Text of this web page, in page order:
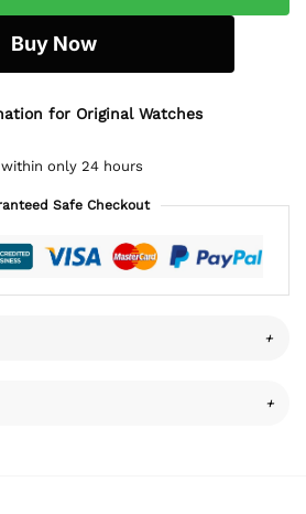
Buy Now
for Original Watches
only 24 hours
Safe Checkout
+
+